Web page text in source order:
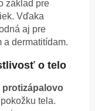
základ pre
Vďaka
aj pre
a dermatitídam.
o telo
protizápalovo
tela.